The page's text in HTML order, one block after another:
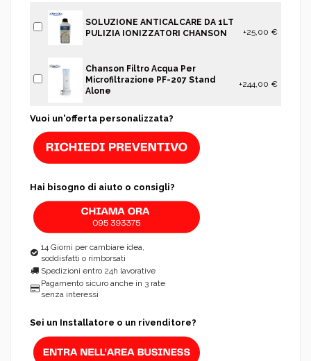
SOLUZIONE ANTICALCARE DA 1LT
PULIZIA IONIZZATORI CHANSON
+25,00 €
Chanson Filtro Acqua Per
Microfiltrazione PF-207 Stand
Alone
+244,00 €
Vuoi un'offerta personalizzata?
Hai bisogno di aiuto o consigli?
14 Giorni per cambiare idea,
soddisfatti o rimborsati
Spedizioni entro 24h lavorative
Pagamento sicuro anche in 3 rate
senza interessi
Sei un Installatore o un rivenditore?